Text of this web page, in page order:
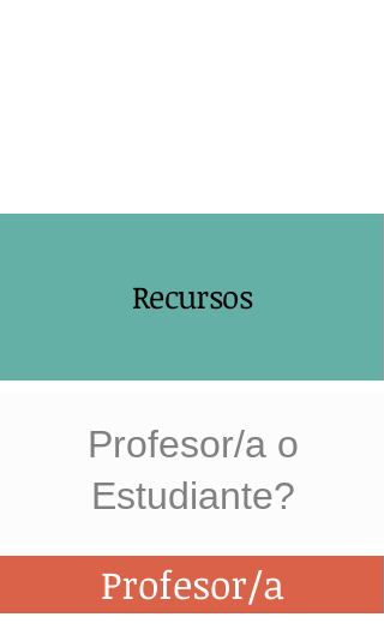
Recursos
Profesor/a o
Estudiante?
Profesor/a